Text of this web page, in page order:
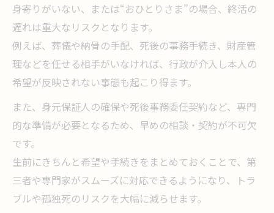
身寄りがいない、または“おひとりさま”の場合、終活の
遅れは重大なリスクとなります。
例えば、葬儀や納骨の手配、死後の事務手続き、財産管
理などを任せる相手がいなければ、行政が介入し本人の
希望が反映されない事態も起こり得ます。
また、身元保証人の確保や死後事務委任契約など、専門
的な準備が必要となるため、早めの相談・契約が不可欠
です。
生前にきちんと希望や手続きをまとめておくことで、第
三者や専門家がスムーズに対応できるようになり、トラ
ブルや孤独死のリスクを大幅に減らせます。